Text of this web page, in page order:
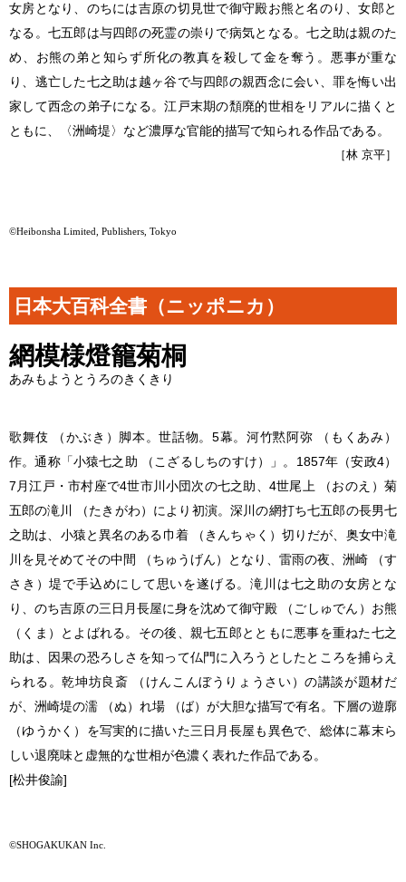
女房となり、のちには吉原の切見世で御守殿お熊と名のり、女郎と
なる。七五郎は与四郎の死霊の崇りで病気となる。七之助は親のた
め、お熊の弟と知らず所化の教真を殺して金を奪う。悪事が重な
り、逃亡した七之助は越ヶ谷で与四郎の親西念に会い、罪を悔い出
家して西念の弟子になる。江戸末期の頽廃的世相をリアルに描くと
ともに、〈洲崎堤〉など濃厚な官能的描写で知られる作品である。
［林 京平］
©Heibonsha Limited, Publishers, Tokyo
日本大百科全書（ニッポニカ）
網模様燈籠菊桐
あみもようとうろのきくきり
歌舞伎 （かぶき）脚本。世話物。5幕。河竹黙阿弥 （もくあみ）
作。通称「小猿七之助 （こざるしちのすけ）」。1857年（安政4）
7月江戸・市村座で4世市川小団次の七之助、4世尾上 （おのえ）菊
五郎の滝川 （たきがわ）により初演。深川の網打ち七五郎の長男七
之助は、小猿と異名のある巾着 （きんちゃく）切りだが、奥女中滝
川を見そめてその中間 （ちゅうげん）となり、雷雨の夜、洲崎 （す
さき）堤で手込めにして思いを遂げる。滝川は七之助の女房とな
り、のち吉原の三日月長屋に身を沈めて御守殿 （ごしゅでん）お熊
（くま）とよばれる。その後、親七五郎とともに悪事を重ねた七之
助は、因果の恐ろしさを知って仏門に入ろうとしたところを捕らえ
られる。乾坤坊良斎 （けんこんぼうりょうさい）の講談が題材だ
が、洲崎堤の濡 （ぬ）れ場 （ば）が大胆な描写で有名。下層の遊廓
（ゆうかく）を写実的に描いた三日月長屋も異色で、総体に幕末ら
しい退廃味と虚無的な世相が色濃く表れた作品である。
[松井俊諭]
©SHOGAKUKAN Inc.